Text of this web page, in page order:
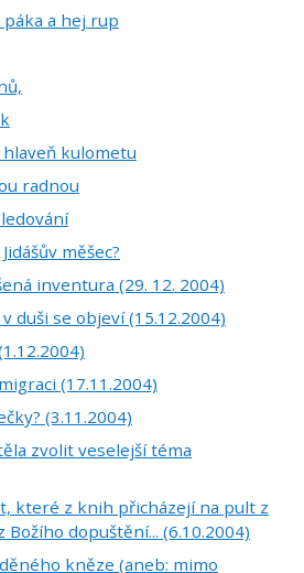
a hej rup
hlaveň kulometu
radnou
měšec?
inventura (29. 12. 2004)
duši se objeví (15.12.2004)
(17.11.2004)
(3.11.2004)
zvolit veselejší téma
které z knih přicházejí na pult z
Božího dopuštění... (6.10.2004)
kněze (aneb: mimo